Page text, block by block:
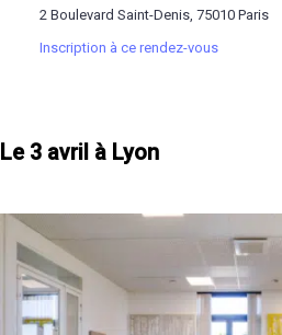
2 Boulevard Saint-Denis, 75010 Paris
Inscription à ce rendez-vous
Le 3 avril à Lyon